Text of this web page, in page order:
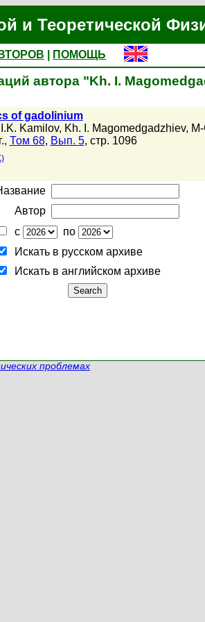
и Теоретической
ПОМОЩЬ
автора "Kh. I.
of gadolinium
I.K. Kamilov, Kh. I. Magomedgadzhiev,
Том 68, Вып. 5, стр. 1096
Автор
с
по
Искать в русском архиве
Искать в английском архиве
проблемах